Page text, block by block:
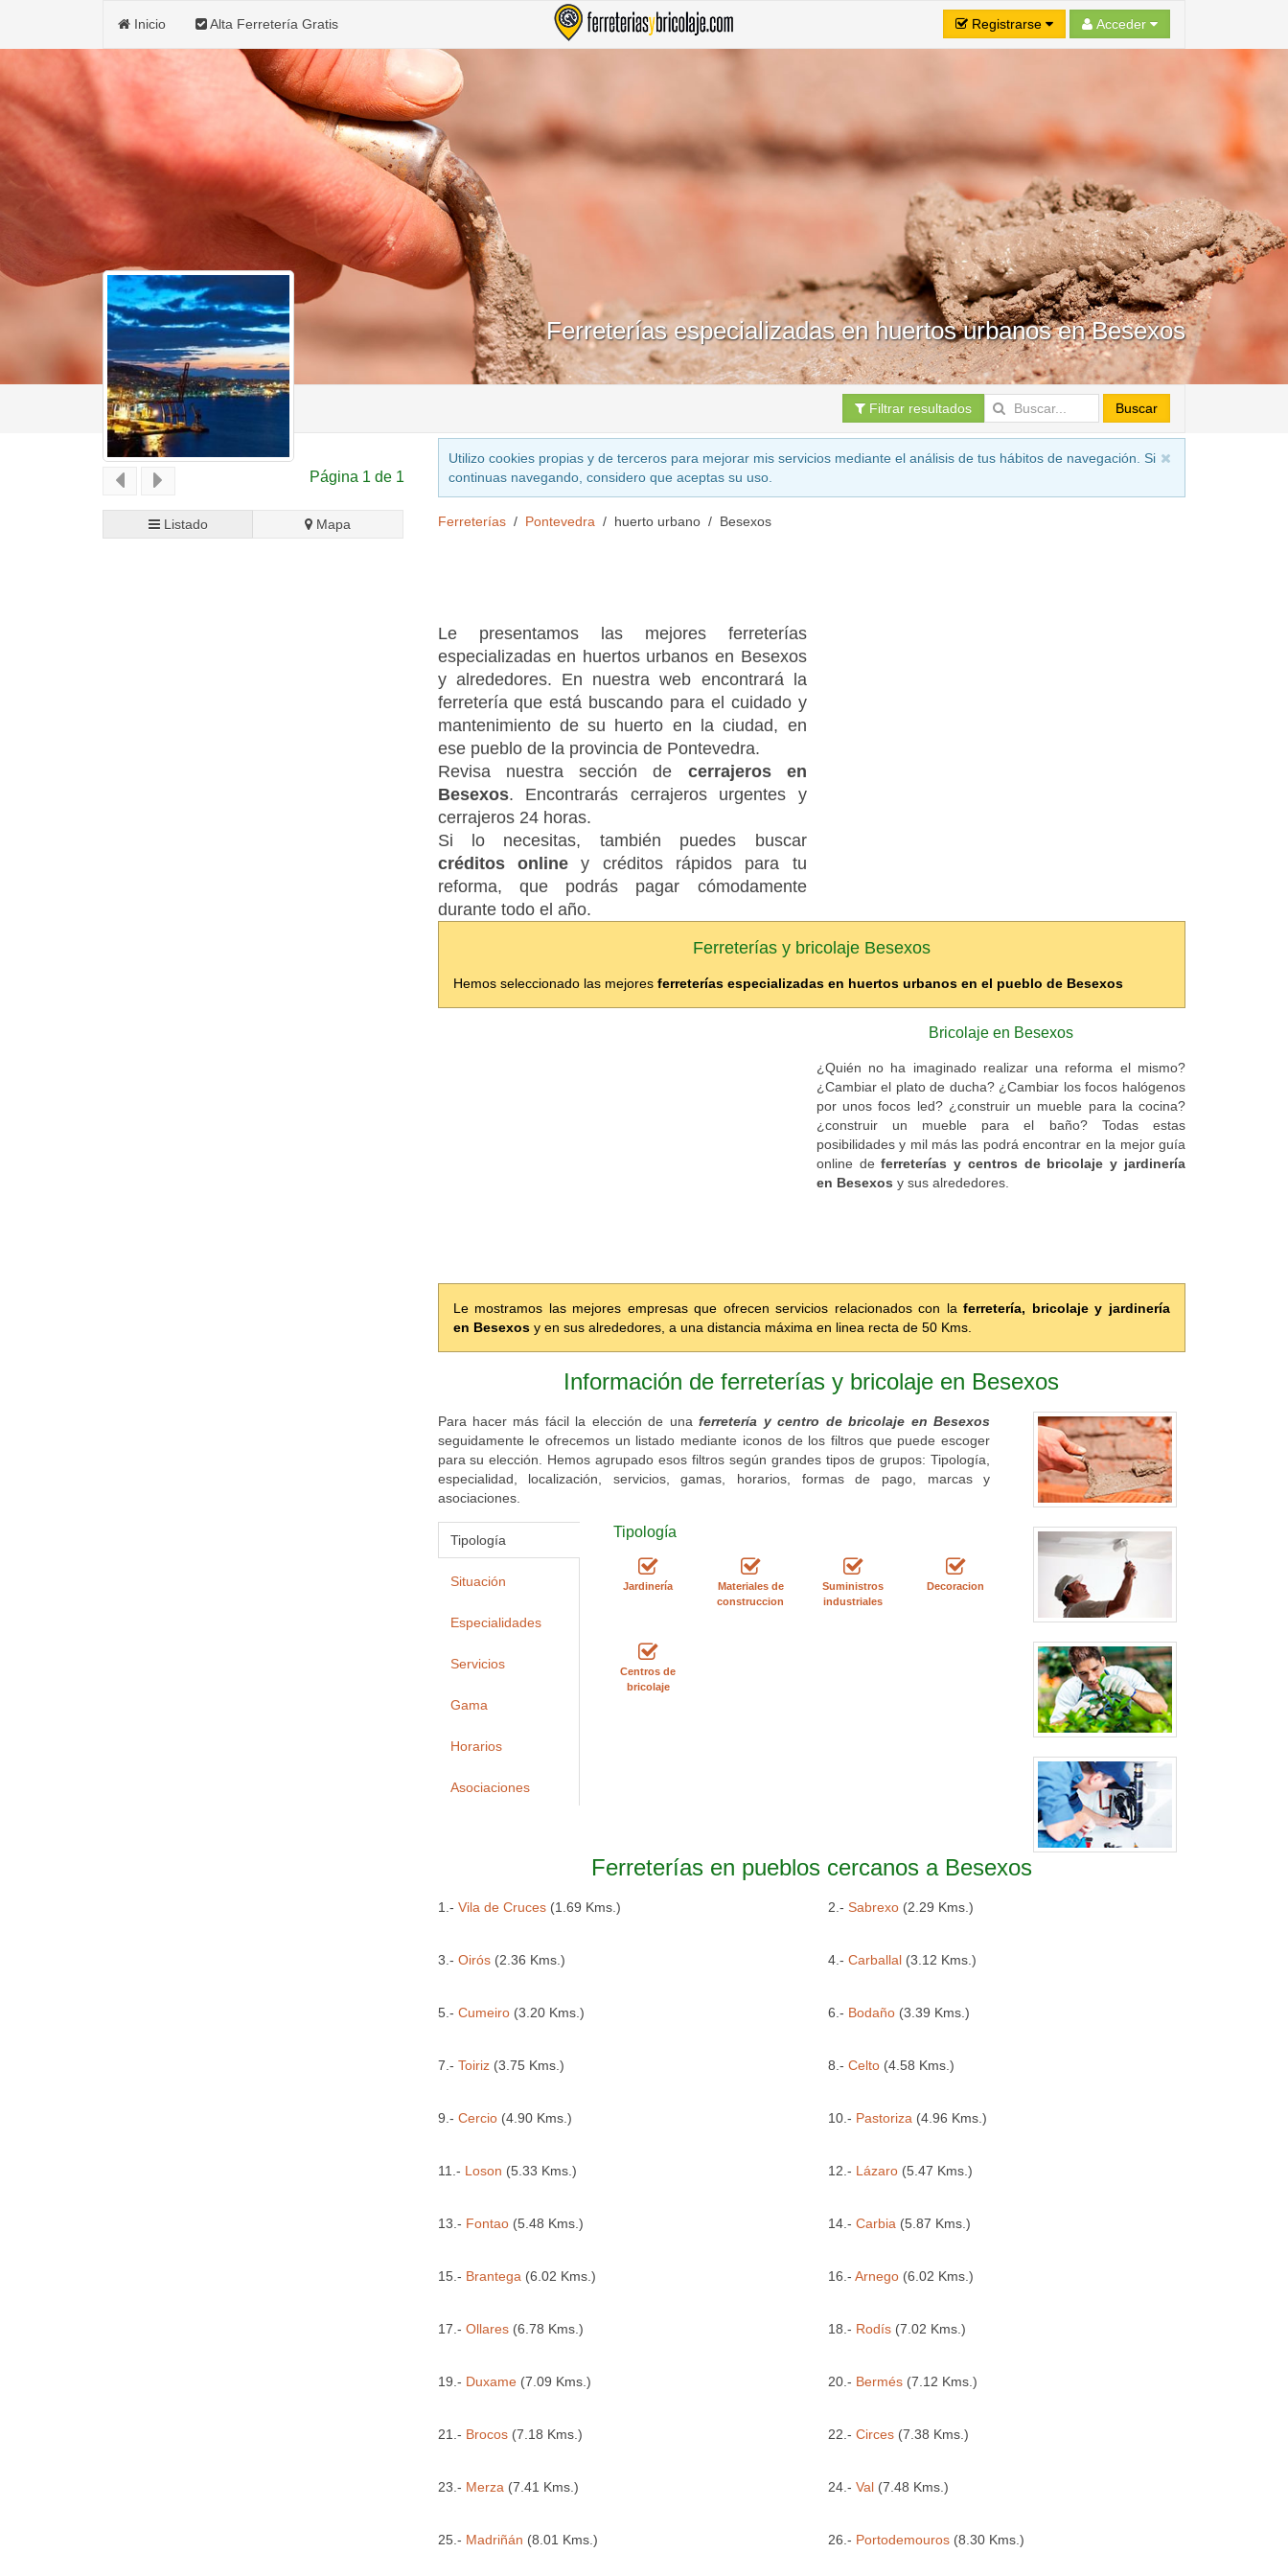
Inicio Alta Ferretería Gratis Registrarse Acceder
Ferreterías especializadas en huertos urbanos en Besexos
Filtrar resultados Buscar
Página 1 de 1
Listado Mapa
Utilizo cookies propias y de terceros para mejorar mis servicios mediante el análisis de tus hábitos de navegación. Si
continuas navegando, considero que aceptas su uso.
Ferreterías Pontevedra huerto urbano Besexos
Le presentamos las mejores ferreterías
especializadas en huertos urbanos en Besexos
y alrededores. En nuestra web encontrará la
ferretería que está buscando para el cuidado y
mantenimiento de su huerto en la ciudad, en
ese pueblo de la provincia de Pontevedra.
Revisa nuestra sección de cerrajeros en
Besexos. Encontrarás cerrajeros urgentes y
cerrajeros 24 horas.
Si lo necesitas, también puedes buscar
créditos onliney créditos rápidos para tu
reforma, que podrás pagar cómodamente
durante todo el año.
Ferreterías y bricolaje Besexos
Hemos seleccionado las mejores ferreterías especializadas en huertos urbanos en el pueblo de Besexos
Bricolaje en Besexos
¿Quién no ha imaginado realizar una reforma el mismo?
¿Cambiar el plato de ducha? ¿Cambiar los focos halógenos
por unos focos led? ¿construir un mueble para la cocina?
¿construir un mueble para el baño? Todas estas
posibilidades y mil más las podrá encontrar en la mejor guía
online deferreterías y centros de bricolaje y jardinería
en Besexos y sus alrededores.
Le mostramos las mejores empresas que ofrecen servicios relacionados con laferretería, bricolaje y jardinería
en Besexosy en sus alrededores, a una distancia máxima en linea recta de 50 Kms.
Información de ferreterías y bricolaje en Besexos
Para hacer más fácil la elección de unaferretería y centro de bricolaje en Besexos
seguidamente le ofrecemos un listado mediante iconos de los filtros que puede escoger
para su elección. Hemos agrupado esos filtros según grandes tipos de grupos: Tipología,
especialidad, localización, servicios, gamas, horarios, formas de pago, marcas y
asociaciones.
Tipología
Situación
Especialidades
Servicios
Gama
Horarios
Asociaciones
Tipología
Jardinería
Materiales de
construccion
Suministros
industriales
Decoracion
Centros de
bricolaje
Ferreterías en pueblos cercanos a Besexos
1.- Vila de Cruces(1.69 Kms.) 2.-Sabrexo (2.29 Kms.)
3.- Oirós(2.36 Kms.) 4.-Carballal (3.12 Kms.)
5.- Cumeiro(3.20 Kms.) 6.- Bodaño (3.39 Kms.)
7.- Toiriz(3.75 Kms.) 8.-Celto (4.58 Kms.)
9.- Cercio(4.90 Kms.) 10.- Pastoriza (4.96 Kms.)
11.- Loson (5.33 Kms.) 12.- Lázaro (5.47 Kms.)
13.- Fontao(5.48 Kms.) 14.-Carbia (5.87 Kms.)
15.- Brantega (6.02 Kms.) 16.-Arnego (6.02 Kms.)
17.- Ollares(6.78 Kms.) 18.- Rodís (7.02 Kms.)
19.- Duxame(7.09 Kms.) 20.- Bermés (7.12 Kms.)
21.- Brocos(7.18 Kms.) 22.-Circes (7.38 Kms.)
23.- Merza (7.41 Kms.) 24.-Val (7.48 Kms.)
25.- Madriñán (8.01 Kms.) 26.- Portodemouros (8.30 Kms.)